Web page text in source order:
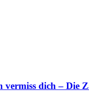
vermiss dich – Die